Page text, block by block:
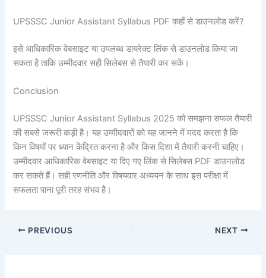
UPSSSC Junior Assistant Syllabus PDF कहाँ से डाउनलोड करें?
इसे आधिकारिक वेबसाइट या उपलब्ध डायरेक्ट लिंक से डाउनलोड किया जा
सकता है ताकि उम्मीदवार सही सिलेबस से तैयारी कर सकें।
Conclusion
UPSSSC Junior Assistant Syllabus 2025 को समझना सफल तैयारी
की सबसे जरूरी कड़ी है। यह उम्मीदवारों को यह जानने में मदद करता है कि
किन विषयों पर ध्यान केंद्रित करना है और किस दिशा में तैयारी करनी चाहिए।
उम्मीदवार आधिकारिक वेबसाइट या दिए गए लिंक से सिलेबस PDF डाउनलोड
कर सकते हैं। सही रणनीति और विषयवार अध्ययन के साथ इस परीक्षा में
सफलता पाना पूरी तरह संभव है।
PREVIOUS NEXT